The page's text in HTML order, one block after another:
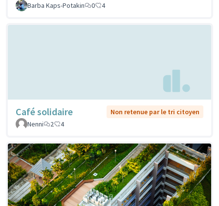
Barba Kaps-Potakin 0 4
Café solidaire
Non retenue par le tri citoyen
Nenni
2 4